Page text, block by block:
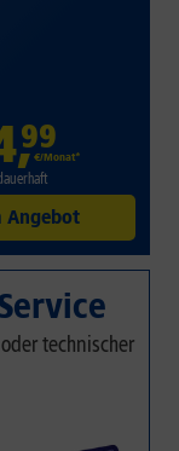
,99
€/Monat*
Angebot
technischer